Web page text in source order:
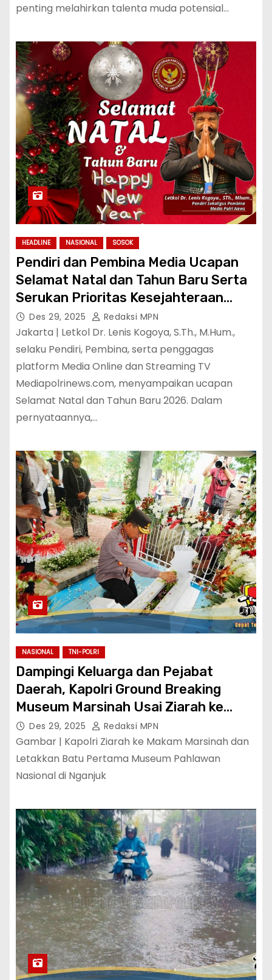
penting melahirkan talenta muda potensial…
HEADLINE NASIONAL SOSOK
Pendiri dan Pembina Media Ucapan
Selamat Natal dan Tahun Baru Serta
Serukan Prioritas Kesejahteraan
Rakyat
Des 29, 2025 Redaksi MPN
Jakarta | Letkol Dr. Lenis Kogoya, S.Th., M.Hum.,
selaku Pendiri, Pembina, serta penggagas
platform Media Online dan Streaming TV
Mediapolrinews.com, menyampaikan ucapan
Selamat Natal dan Tahun Baru 2026. Dalam
pernyataannya,…
NASIONAL TNI-POLRI
Dampingi Keluarga dan Pejabat
Daerah, Kapolri Ground Breaking
Museum Marsinah Usai Ziarah ke
Makam Pahlawan Nasional
Des 29, 2025 Redaksi MPN
Gambar | Kapolri Ziarah ke Makam Marsinah dan
Letakkan Batu Pertama Museum Pahlawan
Nasional di Nganjuk